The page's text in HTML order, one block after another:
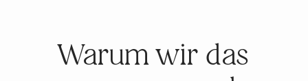
Warum wir das